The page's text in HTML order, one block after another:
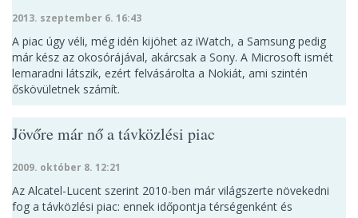
2013. szeptember 6. 16:43
A piac úgy véli, még idén kijöhet az iWatch, a Samsung pedig
már kész az okosórájával, akárcsak a Sony. A Microsoft ismét
lemaradni látszik, ezért felvásárolta a Nokiát, ami szintén
őskövületnek számít.
Jövőre már nő a távközlési piac
2009. október 8. 12:21
Az Alcatel-Lucent szerint 2010-ben már világszerte növekedni
fog a távközlési piac: ennek időpontja térségenként és